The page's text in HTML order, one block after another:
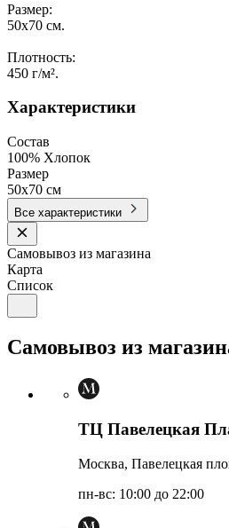
Размер:
50x70 см.
Плотность:
450 г/м².
Характеристики
Состав
100% Хлопок
Размер
50x70 см
Все характеристики
Самовывоз из магазина
Карта
Список
Самовывоз из
ТЦ Павелецкая
Москва, Павелецкая
пн-вс: 10:00 до 22:00